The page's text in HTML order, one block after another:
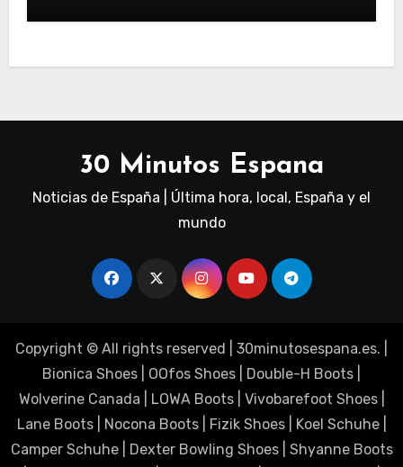
30 Minutos Espana
Noticias de España | Última hora, local, España y el
mundo
Copyright © All rights reserved 30minutosespana.es. |
Bionica Shoes
OOfos Shoes Double-H Boots
Wolverine Canada
LOWA Boots| Vivobarefoot Shoes|
Lane Boots| Nocona Boots| Fizik Shoes| Koel Schuhe|
Camper Schuhe| Dexter Bowling Shoes| Shyanne Boots